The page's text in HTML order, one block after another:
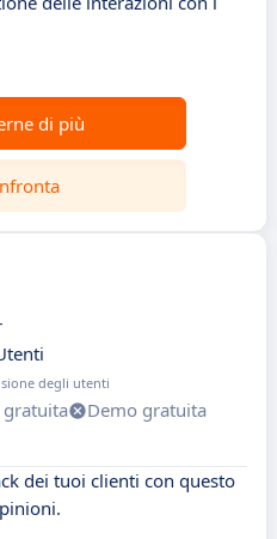
di più
degli utenti
gratuita
Demo gratuita
dei tuoi clienti con questo